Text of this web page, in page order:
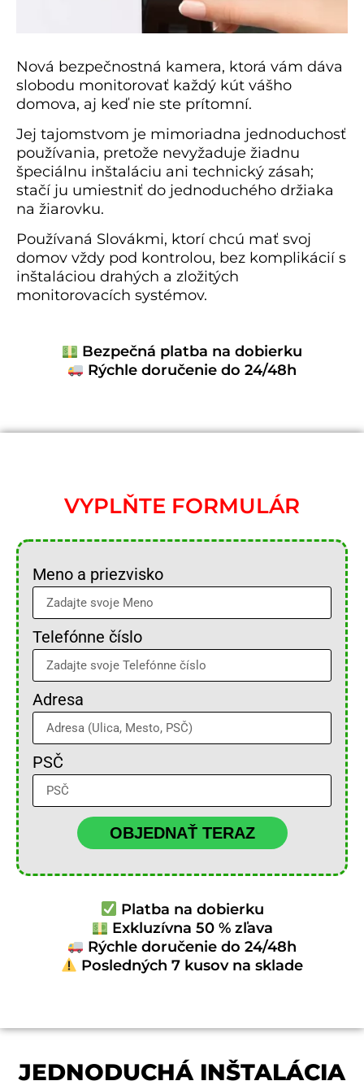
Nová bezpečnostná kamera, ktorá vám dáva
slobodu monitorovať každý kút vášho
domova, aj keď nie ste prítomní.
Jej tajomstvom je mimoriadna jednoduchosť
používania, pretože nevyžaduje žiadnu
špeciálnu inštaláciu ani technický zásah;
stačí ju umiestniť do jednoduchého držiaka
na žiarovku.
Používaná Slovákmi, ktorí chcú mať svoj
domov vždy pod kontrolou, bez komplikácií s
inštaláciou drahých a zložitých
monitorovacích systémov.
Bezpečná platba na dobierku
Rýchle doručenie do 24/48h
VYPLŇTE FORMULÁR
Meno a priezvisko
Telefónne číslo
Adresa
PSČ
OBJEDNAŤ TERAZ
Platba na dobierku
Exkluzívna 50 % zľava
Rýchle doručenie do 24/48h
Posledných 7 kusov na sklade
JEDNODUCHÁ INŠTALÁCIA